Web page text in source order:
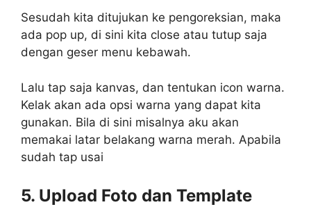
Sesudah kita ditujukan ke pengoreksian, maka
ada pop up, di sini kita close atau tutup saja
dengan geser menu kebawah.
Lalu tap saja kanvas, dan tentukan icon warna.
Kelak akan ada opsi warna yang dapat kita
gunakan. Bila di sini misalnya aku akan
memakai latar belakang warna merah. Apabila
sudah tap usai
5. Upload Foto dan Template